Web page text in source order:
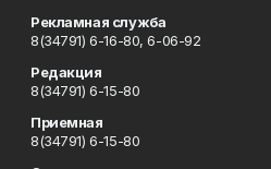
Рекламная служба
8(34791) 6-16-80, 6-06-92
Редакция
8(34791) 6-15-80
Приемная
8(34791) 6-15-80